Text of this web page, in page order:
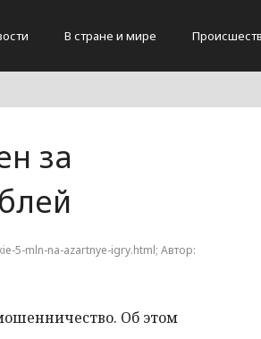
В стране и мире
за
5-mln-na-azartnye-igry.html; Автор:
Об этом